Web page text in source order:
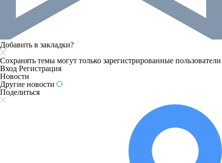
Добавить в закладки?
Сохранять темы могут только зарегистрированные пользователи
Вход Регистрация
Новости
Другие новости
Поделиться